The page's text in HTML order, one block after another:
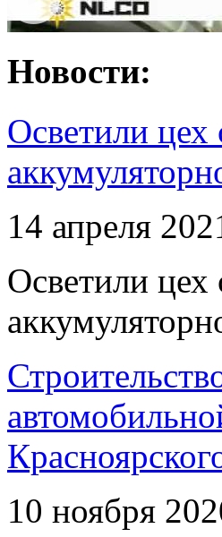
Новости:
Осветили
14 апреля
Осветили
10 ноября